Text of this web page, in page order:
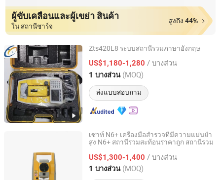
ผู้ขับเคลื่อนและผู้เขย่า สินค้า
ใน สถานีชาร์จ
สูงถึง 44%
Zts420L8 ระบบสถานีรวมภาษาอังกฤษ
US$1,180-1,280 / บางส่วน
1 บางส่วน (MOQ)
ส่งแบบสอบถาม
Nanjing Haoce Surveying And Mapping Technology Co.,
Ltd.
Jiangsu, China อัตราจาก 2021
เซาท์ N6+ เครื่องมือสำรวจที่มีความแม่นยำ
สูง N6+ สถานีรวมสะท้อนราคาถูก สถานีรวม
US$1,300-1,400 / บางส่วน
1 บางส่วน (MOQ)
SHANGRAO HAODI IMP&EXP TRADING CO., LTD.
Jiangxi, China อัตราจาก 2018